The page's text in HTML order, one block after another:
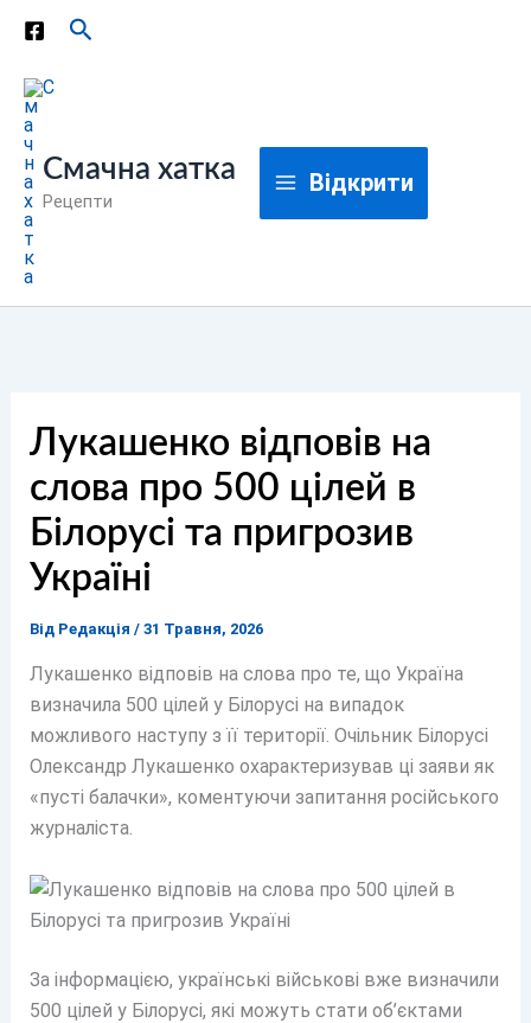
Перейти
вмісту
Пошук
Смачна хатка
Рецепти
Відкрити
Лукашенко відповів на
слова про 500 цілей в
Білорусі та пригрозив
Україні
Від Редакція / 31 Травня, 2026
Лукашенко відповів на слова про те, що Україна
визначила 500 цілей у Білорусі на випадок
можливого наступу з її території. Очільник Білорусі
Олександр Лукашенко охарактеризував ці заяви як
«пусті балачки», коментуючи запитання російського
журналіста.
За інформацією, українські військові вже визначили
500 цілей у Білорусі, які можуть стати об’єктами